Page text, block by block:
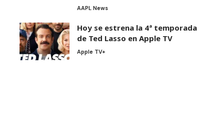
AAPL News
Hoy se estrena la 4ª temporada
de Ted Lasso en Apple TV
Apple TV+